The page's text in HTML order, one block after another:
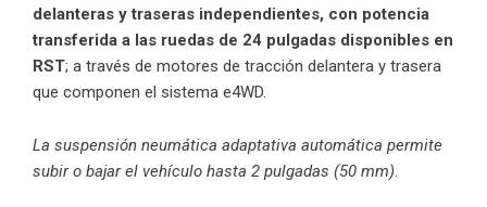
delanteras y traseras independientes, con potencia
transferida a las ruedas de 24 pulgadas disponibles en
RST; a través de motores de tracción delantera y trasera
que componen el sistema e4WD.
La suspensión neumática adaptativa automática permite
subir o bajar el vehículo hasta 2 pulgadas (50 mm).